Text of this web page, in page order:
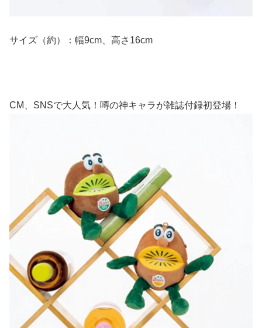
サイズ（約）：幅9cm、高さ16cm
CM、SNSで大人気！噂の神キャラが雑誌付録初登場！